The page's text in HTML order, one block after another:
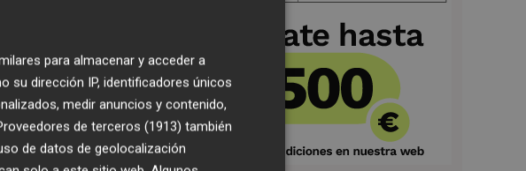
gestor en el
Instituciones
el ámbito
Organización y
para almacenar y acceder a
su dirección IP, identificadores únicos
medir anuncios y contenido,
de terceros (1913) también
de datos de geolocalización